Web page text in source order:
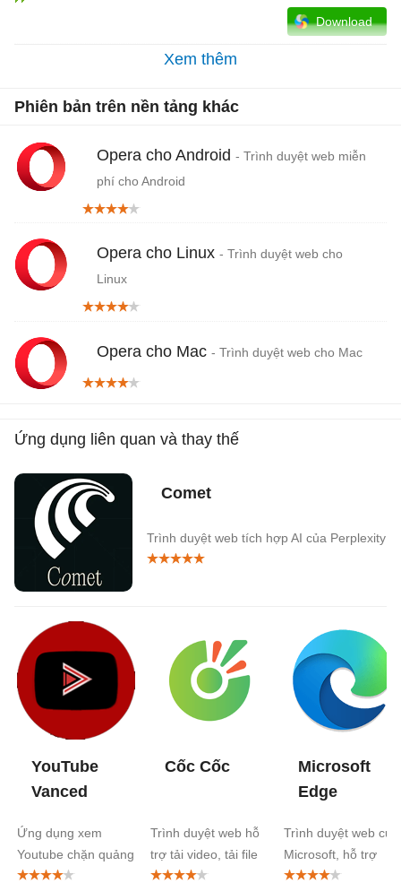
Download
Xem thêm
Phiên bản trên nền tảng khác
Opera cho Android - Trình duyệt web miễn
phí cho Android
Opera cho Linux - Trình duyệt web cho
Linux
Opera cho Mac - Trình duyệt web cho Mac
Ứng dụng liên quan và thay thế
Comet
Trình duyệt web tích hợp AI của Perplexity
YouTube
Vanced
Ứng dụng xem
Youtube chặn quảng
cáo trên PC
Cốc Cốc
Trình duyệt web hỗ
trợ tải video, tải file
cực nhanh
Microsoft
Edge
Trình duyệt web của
Microsoft, hỗ trợ
add-on